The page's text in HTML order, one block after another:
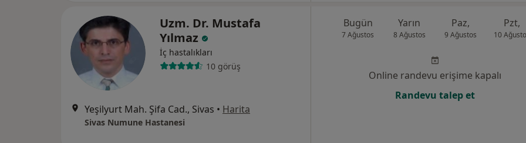
Uzm. Dr. Mustafa
Yılmaz
İç hastalıkları
10 görüş
Yeşilyurt Mah. Şifa Cad., Sivas • Harita
Sivas Numune Hastanesi
Bugün
7 Ağustos
Yarın
8 Ağustos
Paz,
9 Ağustos
Pzt,
10
Online randevu erişime kapalı
Randevu talep et